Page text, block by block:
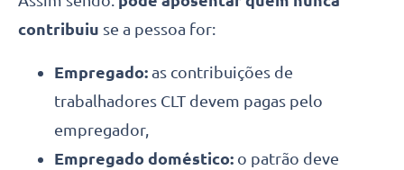
contribuiu se a pessoa for:
Empregado: as contribuições de
trabalhadores CLT devem pagas pelo
empregador,
Empregado doméstico: o patrão deve